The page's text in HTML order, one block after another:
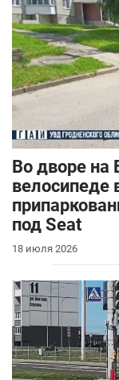
Во дворе на
велосипеде
под Seat
18 июля 2026